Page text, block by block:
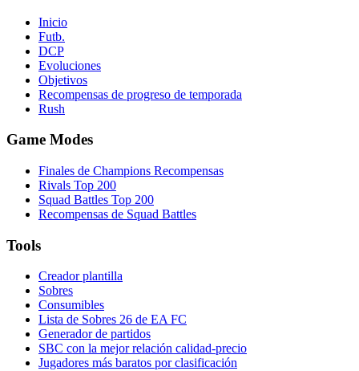
Inicio
Futb.
DCP
Evoluciones
Objetivos
Recompensas de progreso de temporada
Rush
Game Modes
Finales de Champions Recompensas
Rivals Top 200
Squad Battles Top 200
Recompensas de Squad Battles
Tools
Creador plantilla
Sobres
Consumibles
Lista de Sobres 26 de EA FC
Generador de partidos
SBC con la mejor relación calidad-precio
Jugadores más baratos por clasificación